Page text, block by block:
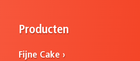
Producten
Fijne Cake